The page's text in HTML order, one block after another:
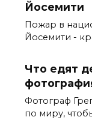
Йосемити
Пожар в
Йосемити -
Что едят
Фотограф
по миру,